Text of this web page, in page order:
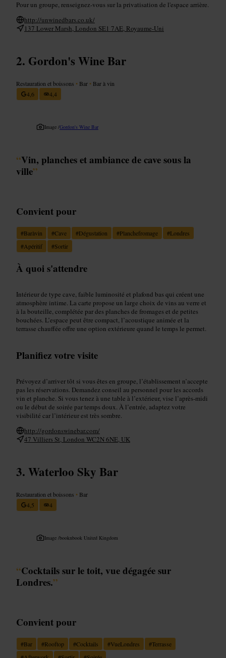
Pour un groupe, renseignez-vous sur la privatisation de l'espace arrière.
http://unwinedbars.co.uk/
137 Lower Marsh, London SE1 7AE, Royaume-Uni
Gordon's Wine Bar
Restauration et boissons • Bar • Bar à vin
4,6
4,4
Image /Gordon's Wine Bar
“Vin, planches et ambiance de cave sous la
ville”
Convient pour
#Baràvin #Cave #Dégustation #Planchefromage #Londres
#Apéritif #Sortir
À quoi s'attendre
Intérieur de type cave, faible luminosité et plafond bas qui créent une
atmosphère intime. La carte propose un large choix de vins au verre et
à la bouteille, complétée par des planches de fromages et de petites
bouchées. L’espace peut être compact, l’acoustique animée et la
terrasse chauffée offre une option extérieure quand le temps le permet.
Planifiez votre visite
Prévoyez d’arriver tôt si vous êtes en groupe, l’établissement n’accepte
pas les réservations. Demandez conseil au personnel pour les accords
vin et planche. Si vous tenez à une table à l’extérieur, vise l’après-midi
ou le début de soirée par temps doux. À l’entrée, adaptez votre
visibilité car l’intérieur est très sombre.
http://gordonswinebar.com/
47 Villiers St, London WC2N 6NE, UK
Waterloo Sky Bar
Restauration et boissons • Bar
4,5
4
Image /booknbook United Kingdom
“Cocktails sur le toit, vue dégagée sur
Londres.”
Convient pour
#Bar #Rooftop #Cocktails #VueLondres #Terrasse